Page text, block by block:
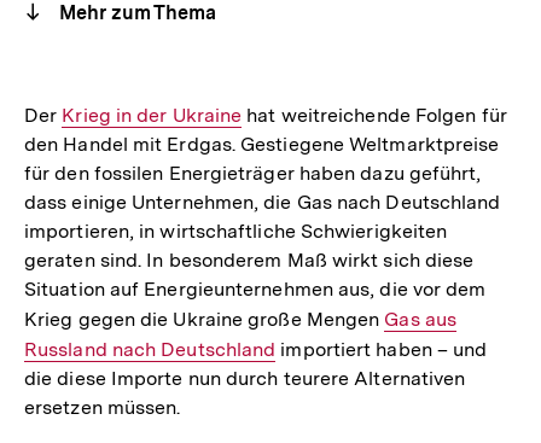
Mehr zum Thema
Der Interner
Link:
Krieg in der Ukraine hat weitreichende Folgen für
den Handel mit Erdgas. Gestiegene Weltmarktpreise
für den fossilen Energieträger haben dazu geführt,
dass einige Unternehmen, die Gas nach Deutschland
importieren, in wirtschaftliche Schwierigkeiten
geraten sind. In besonderem Maß wirkt sich diese
Situation auf Energieunternehmen aus, die vor dem
Krieg gegen die Ukraine große Mengen Interner
Link:
Gas aus
Russland nach Deutschland importiert haben – und
die diese Importe nun durch teurere Alternativen
ersetzen müssen.